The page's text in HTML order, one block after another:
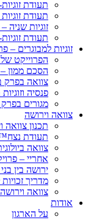
תעודת
תעודת
זוגיות שניה
תעודת
זוגיות למבוגרים –
הפרוייקט
הסכם ממון
צוואה בפרק
פנסיה
מגורים
צוואה וירושה
תכנון צוואה
תעודת
צוואה
אחריי –
ירושה בין
מדריך
צוואה
אודות
על הארגון